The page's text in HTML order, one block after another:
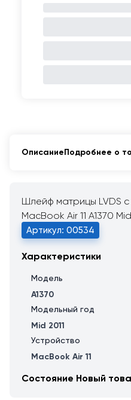
ОписаниеПодробнее о
Шлейф матрицы LVDS
MacBook Air 11 A1370
Артикул: 00534
Характеристики
Модель
A1370
Модельный год
Mid 2011
Устройство
MacBook Air 11
Состояние Новый